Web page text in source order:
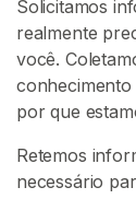
Solicitamos
realmente
você.
por que
Retemos
necessário
E
V
A
-
S
E
R
Á